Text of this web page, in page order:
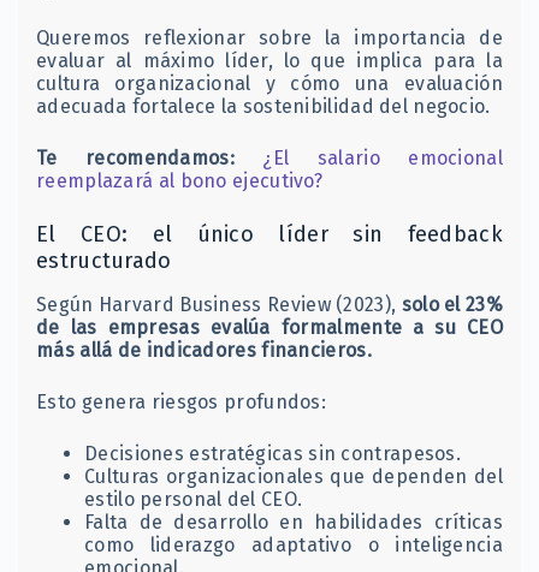
Queremos reflexionar sobre la importancia de
evaluar al máximo líder, lo que implica para la
cultura organizacional y cómo una evaluación
adecuada fortalece la sostenibilidad del negocio.
Te recomendamos:
¿El salario emocional
reemplazará al bono ejecutivo?
El CEO: el único líder sin feedback
estructurado
Según Harvard Business Review (2023), solo el 23%
de las empresas evalúa formalmente a su CEO
más allá de indicadores financieros.
Esto genera riesgos profundos:
Decisiones estratégicas sin contrapesos.
Culturas organizacionales que dependen del
estilo personal del CEO.
Falta de desarrollo en habilidades críticas
como liderazgo adaptativo o inteligencia
emocional.